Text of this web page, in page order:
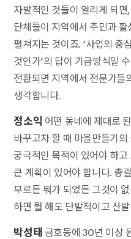
자발적인 것들이 열리게 되
단체들이 지역에서 주민과 활
펼쳐지는 것이죠. ‘사업의 중
것인가’의 답이 기금방식일
전환되면 지역에서 전문가들
생각합니다.
정소익 어떤 동네에 제대로
바꾸고자 할 때 마을만들기의
궁극적인 목적이 있어야 하
큰 계획이 있어야 합니다. 총
부르든 뭐가 되었든 그것이
하면 뭘 해도 단발적이고 산
박성태 금호동에 30년 이상